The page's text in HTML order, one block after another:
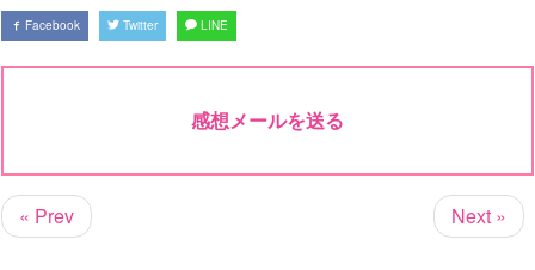
Facebook Twitter LINE
感想メールを送る
« Prev Next »